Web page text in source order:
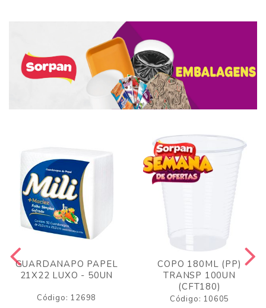
GUARDANAPO PAPEL
21X22 LUXO - 50UN
Código: 12698
COPO 180ML (PP)
TRANSP 100UN
(CFT180)
Código: 10605